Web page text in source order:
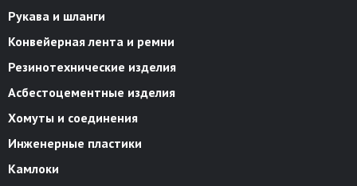
Рукава и шланги
Конвейерная лента и ремни
Резинотехнические изделия
Асбестоцементные изделия
Хомуты и соединения
Инженерные пластики
Камлоки